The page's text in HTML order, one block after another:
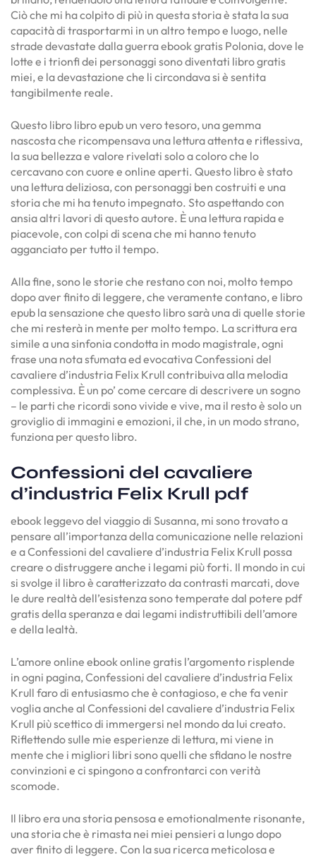
Ciò che mi ha colpito di più in questa storia è stata la sua
capacità di trasportarmi in un altro tempo e luogo, nelle
strade devastate dalla guerra ebook gratis Polonia, dove le
lotte e i trionfi dei personaggi sono diventati libro gratis
miei, e la devastazione che li circondava si è sentita
tangibilmente reale.
Questo libro libro epub un vero tesoro, una gemma
nascosta che ricompensava una lettura attenta e riflessiva,
la sua bellezza e valore rivelati solo a coloro che lo
cercavano con cuore e online aperti. Questo libro è stato
una lettura deliziosa, con personaggi ben costruiti e una
storia che mi ha tenuto impegnato. Sto aspettando con
ansia altri lavori di questo autore. È una lettura rapida e
piacevole, con colpi di scena che mi hanno tenuto
agganciato per tutto il tempo.
Alla fine, sono le storie che restano con noi, molto tempo
dopo aver finito di leggere, che veramente contano, e libro
epub la sensazione che questo libro sarà una di quelle storie
che mi resterà in mente per molto tempo. La scrittura era
simile a una sinfonia condotta in modo magistrale, ogni
frase una nota sfumata ed evocativa Confessioni del
cavaliere d’industria Felix Krull contribuiva alla melodia
complessiva. È un po’ come cercare di descrivere un sogno
– le parti che ricordi sono vivide e vive, ma il resto è solo un
groviglio di immagini e emozioni, il che, in un modo strano,
funziona per questo libro.
Confessioni del cavaliere
d’industria Felix Krull pdf
ebook leggevo del viaggio di Susanna, mi sono trovato a
pensare all’importanza della comunicazione nelle relazioni
e a Confessioni del cavaliere d’industria Felix Krull possa
creare o distruggere anche i legami più forti. Il mondo in cui
si svolge il libro è caratterizzato da contrasti marcati, dove
le dure realtà dell’esistenza sono temperate dal potere pdf
gratis della speranza e dai legami indistruttibili dell’amore
e della lealtà.
L’amore online ebook online gratis l’argomento risplende
in ogni pagina, Confessioni del cavaliere d’industria Felix
Krull faro di entusiasmo che è contagioso, e che fa venir
voglia anche al Confessioni del cavaliere d’industria Felix
Krull più scettico di immergersi nel mondo da lui creato.
Riflettendo sulle mie esperienze di lettura, mi viene in
mente che i migliori libri sono quelli che sfidano le nostre
convinzioni e ci spingono a confrontarci con verità
scomode.
Il libro era una storia pensosa e emotionalmente risonante,
una storia che è rimasta nei miei pensieri a lungo dopo
aver finito di leggere. Con la sua ricerca meticolosa e